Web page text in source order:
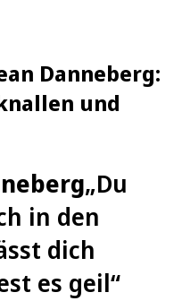
Danneberg:
und
„Du
in den
dich
es geil“